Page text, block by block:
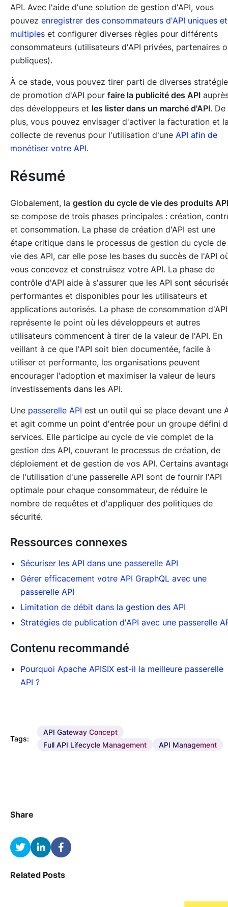
API. Avec l'aide d'une solution de gestion d'API, vous
pouvez enregistrer des consommateurs d'API uniques et
multiples et configurer diverses règles pour différents
consommateurs (utilisateurs d'API privées, partenaires
publiques).
À ce stade, vous pouvez tirer parti de diverses
de promotion d'API pour faire la publicité des API
des développeurs et les lister dans un marché d'API. De
plus, vous pouvez envisager d'activer la facturation et
collecte de revenus pour l'utilisation d'une API afin de
monétiser votre API.
Résumé
Globalement, la gestion du cycle de vie des produits API
se compose de trois phases principales : création,
et consommation. La phase de création d'API est une
étape critique dans le processus de gestion du cycle de
vie des API, car elle pose les bases du succès de l'API
vous concevez et construisez votre API. La phase de
contrôle d'API aide à s'assurer que les API sont
performantes et disponibles pour les utilisateurs et
applications autorisés. La phase de consommation d'API
représente le point où les développeurs et autres
utilisateurs commencent à tirer de la valeur de l'API. En
veillant à ce que l'API soit bien documentée, facile à
utiliser et performante, les organisations peuvent
encourager l'adoption et maximiser la valeur de leurs
investissements dans les API.
Une passerelle API est un outil qui se place devant une
et agit comme un point d'entrée pour un groupe défini
services. Elle participe au cycle de vie complet de la
gestion des API, couvrant le processus de création, de
déploiement et de gestion de vos API. Certains
de l'utilisation d'une passerelle API sont de fournir l'API
optimale pour chaque consommateur, de réduire le
nombre de requêtes et d'appliquer des politiques de
sécurité.
Ressources connexes
Sécuriser les API dans une passerelle API
Gérer efficacement votre API GraphQL avec une
passerelle API
Limitation de débit dans la gestion des API
Stratégies de publication d'API avec une passerelle
Contenu recommandé
Pourquoi Apache APISIX est-il la meilleure passerelle
API ?
Tags:
API Gateway Concept
Full API Lifecycle Management
API Management
Share
Related Posts